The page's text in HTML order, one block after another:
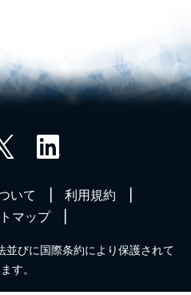
いて
利用規約
マップ
並びに国際条約により保護されて
す。